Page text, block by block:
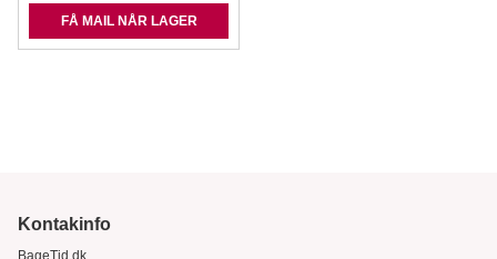
FÅ MAIL NÅR LAGER
Kontakinfo
BageTid.dk